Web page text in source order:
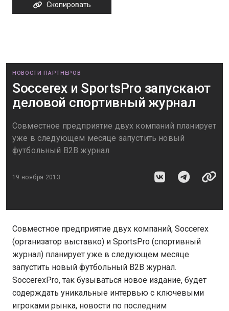
Скопировать
НОВОСТИ ПАРТНЕРОВ
Soccerex и SportsPro запускают
деловой спортивный журнал
Совместное предприятие двух компаний планирует
уже в следующем месяце запустить новый
футбольный B2B журнал
19 ноября 2013
Совместное предприятие двух компаний, Soccerex
(организатор выставко) и SportsPro (спортивный
журнал) планирует уже в следующем месяце
запустить новый футбольный B2B журнал.
SoccerexPro, так бузываться новое издание, будет
содерждать уникальные интервью с ключевыми
игроками рынка, новости по последним